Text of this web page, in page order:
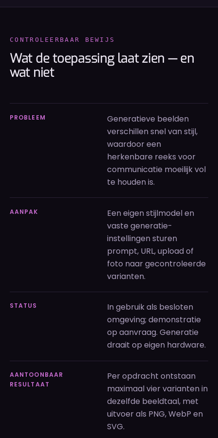
CONTROLEERBAAR BEWIJS
Wat de toepassing laat zien — en
wat niet
PROBLEEM
Generatieve beelden
verschillen snel van stijl,
waardoor een
herkenbare reeks voor
communicatie moeilijk vol
te houden is.
AANPAK
Een eigen stijlmodel en
vaste generatie-
instellingen sturen
prompt, URL, upload of
foto naar gecontroleerde
varianten.
STATUS
In gebruik als besloten
omgeving; demonstratie
op aanvraag. Generatie
draait op eigen hardware.
AANTOONBAAR
RESULTAAT
Per opdracht ontstaan
maximaal vier varianten in
dezelfde beeldtaal, met
uitvoer als PNG, WebP en
SVG.